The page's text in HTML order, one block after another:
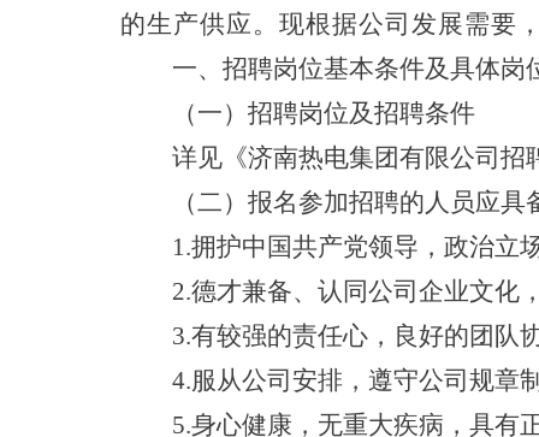
的生产供应。现根据公司发展需要
一、 招聘岗位基本条件及具体岗
（一） 招聘岗位及招聘条件
详见《济南热电集团有限公司招
（二）报名参加招聘的人员应
1.拥护中国共产党领导，政治立
2.德才兼备、认同公司企业文化
3.有较强的责任心，良好的团队
4.服从公司安排，遵守公司规章
5.身心健康，无重大疾病，具有